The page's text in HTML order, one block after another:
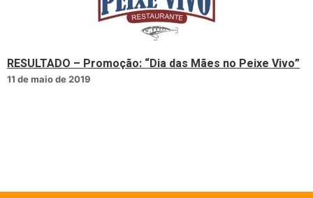
RESULTADO – Promoção: “Dia das Mães no Peixe Vivo”
11 de maio de 2019